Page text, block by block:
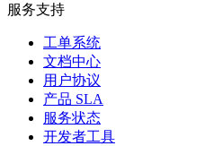
服务支持
工单系统
文档中心
用户协议
产品 SLA
服务状态
开发者工具